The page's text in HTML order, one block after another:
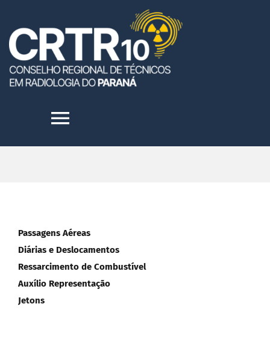
content
Toggle
TRANSPARÊNCIA
DOCUMENTOS
Passagens Aéreas
Diárias e Deslocamentos
Ressarcimento de Combustível
Auxílio Representação
Jetons